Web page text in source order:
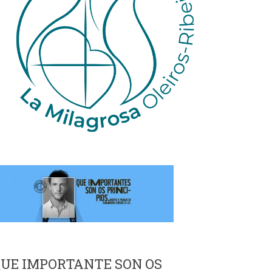
IMPORTANTE SON OS